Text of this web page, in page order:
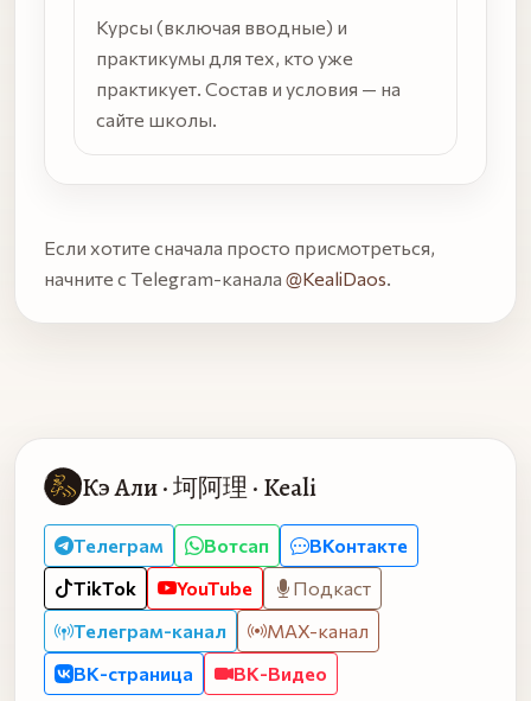
Курсы (включая вводные) и
практикумы для тех, кто уже
практикует. Состав и условия — на
сайте школы.
Если хотите сначала просто присмотреться,
начните с Telegram-канала @KealiDaos.
Кэ Али · 坷阿理 · Keali
Телеграм Вотсап
ВКонтакте
TikTok
YouTube
Подкаст
Телеграм-канал
MAX-канал
ВК-страница
ВК-Видео